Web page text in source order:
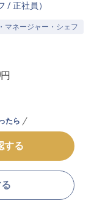
申し込む
様へ
/正社員 ）
マネージャー・シェフ
円
たら
する